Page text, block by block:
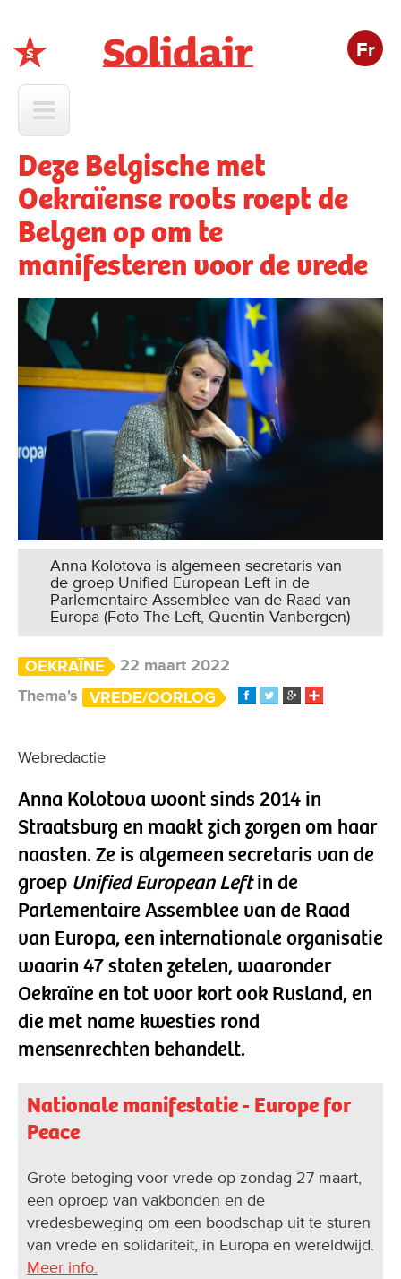
Fr
Deze Belgische met
Oekraïense roots roept de
Belgen op om te
manifesteren voor de vrede
Anna Kolotova is algemeen secretaris van
de groep Unified European Left in de
Parlementaire Assemblee van de Raad van
Europa (Foto The Left, Quentin Vanbergen)
OEKRAÏNE
22 maart 2022
Thema's
VREDE/OORLOG
Webredactie
Anna Kolotova woont sinds 2014 in
Straatsburg en maakt zich zorgen om haar
naasten. Ze is algemeen secretaris van de
groep Unified European Leftin de
Parlementaire Assemblee van de Raad
van Europa, een internationale organisatie
waarin 47 staten zetelen, waaronder
Oekraïne en tot voor kort ook Rusland, en
die met name kwesties rond
mensenrechten behandelt.
Nationale manifestatie - Europe for
Peace
Grote betoging voor vrede op zondag 27 maart,
een oproep van vakbonden en de
vredesbeweging om een boodschap uit te sturen
van vrede en solidariteit, in Europa en wereldwijd.
Meer info.